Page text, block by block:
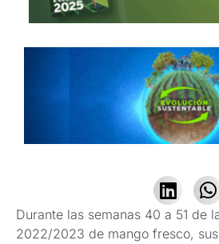
Durante las semanas 40 a 51 de
2022/2023 de mango fresco,